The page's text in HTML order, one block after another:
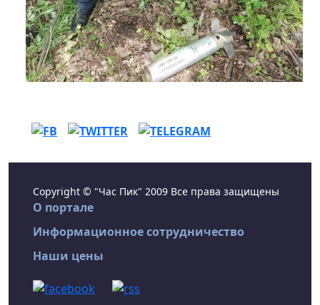
Copyright © "Час Пик" 2009 Все права защищены
О портале
Информационное сотрудничество
Наши цены